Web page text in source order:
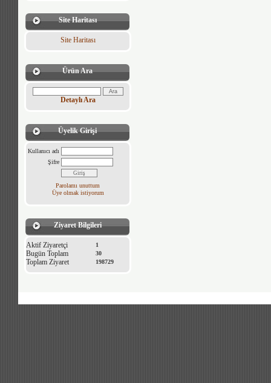
Site Haritası
Site Haritası
Ürün Ara
Detaylı Ara
Üyelik Girişi
Kullanıcı adı
Şifre
Parolamı unuttum
Üye olmak istiyorum
Ziyaret Bilgileri
Aktif Ziyaretçi 1
Bugün Toplam 30
Toplam Ziyaret 198729